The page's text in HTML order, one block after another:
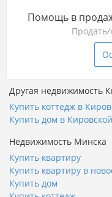
Помощь в
Другая недвижимость
Купить коттедж в
Купить дом в Кировской
Недвижимость Минска
Купить квартиру
Купить квартиру в
Купить дом